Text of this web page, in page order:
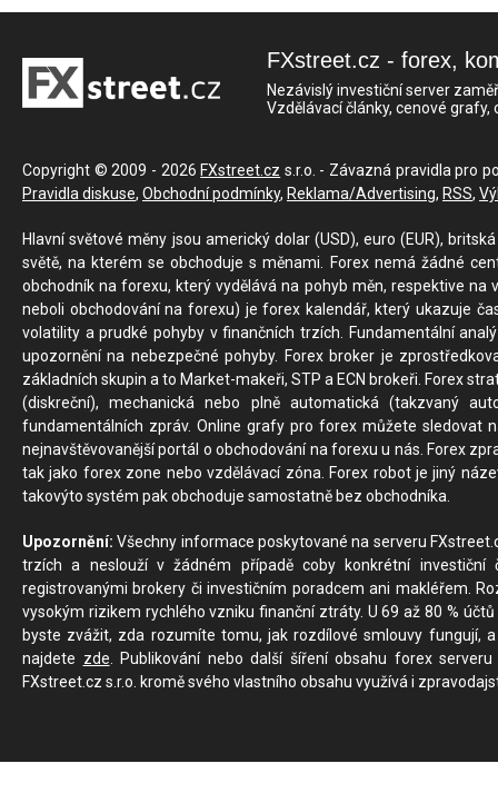
FXstreet.cz - forex,
Nezávislý investiční server
Vzdělávací články, cenové
Copyright © 2009 - 2026 FXstreet.cz s.r.o. - Závazná pravidla pro
Pravidla diskuse, Obchodní podmínky, Reklama/Advertising, RSS,
Hlavní světové měny jsou americký dolar (USD), euro (EUR),
světě, na kterém se obchoduje s měnami. Forex nemá žádné
obchodník na forexu, který vydělává na pohyb měn, respektive
neboli obchodování na forexu) je forex kalendář, který ukazuje
volatility a prudké pohyby v finančních trzích. Fundamentální
upozornění na nebezpečné pohyby. Forex broker je
základních skupin a to Market-makeři, STP a ECN brokeři. Forex
(diskreční), mechanická nebo plně automatická (takzvaný
fundamentálních zpráv. Online grafy pro forex můžete sledovat
nejnavštěvovanější portál o obchodování na forexu u nás. Forex
tak jako forex zone nebo vzdělávací zóna. Forex robot je jiný
takovýto systém pak obchoduje samostatně bez obchodníka.
Upozornění: Všechny informace poskytované na serveru
trzích a neslouží v žádném případě coby konkrétní investiční
registrovanými brokery či investičním poradcem ani makléřem.
vysokým rizikem rychlého vzniku finanční ztráty. U 69 až 80 %
byste zvážit, zda rozumíte tomu, jak rozdílové smlouvy fungují,
najdete zde. Publikování nebo další šíření obsahu forex
FXstreet.cz s.r.o. kromě svého vlastního obsahu využívá i